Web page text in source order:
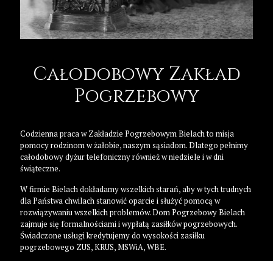
Całodobowy Zakład
Pogrzebowy
Codzienna praca w Zakładzie Pogrzebowym Bielach to misja
pomocy rodzinom w żałobie, naszym sąsiadom. Dlatego pełnimy
całodobowy dyżur telefoniczny również w niedziele i w dni
świąteczne.
W firmie Bielach dokładamy wszelkich starań, aby w tych trudnych
dla Państwa chwilach stanowić oparcie i służyć pomocą w
rozwiązywaniu wszelkich problemów. Dom Pogrzebowy Bielach
zajmuje się formalnościami i wypłatą zasiłków pogrzebowych.
Świadczone usługi kredytujemy do wysokości zasiłku
pogrzebowego ZUS, KRUS, MSWiA, WBE.